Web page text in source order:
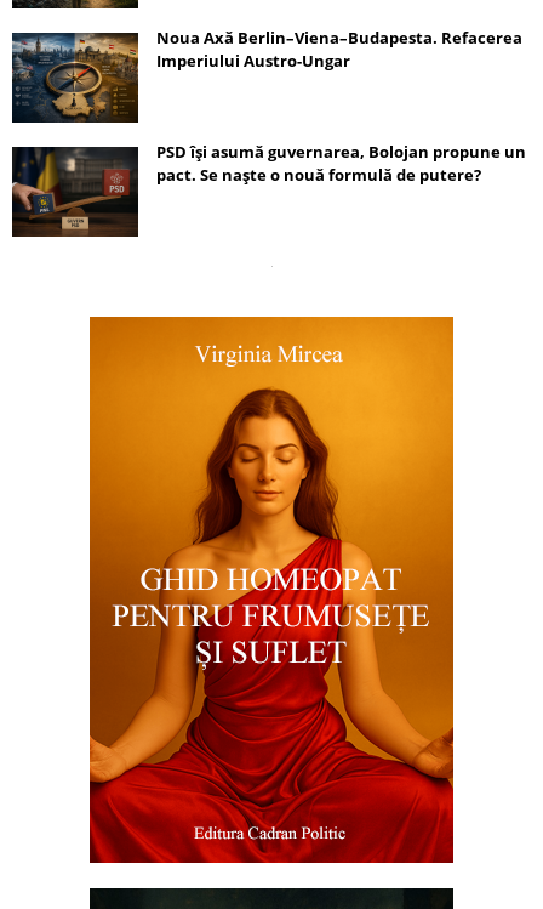
Noua Axă Berlin–Viena–Budapesta. Refacerea
Imperiului Austro-Ungar
PSD își asumă guvernarea, Bolojan propune un
pact. Se naște o nouă formulă de putere?